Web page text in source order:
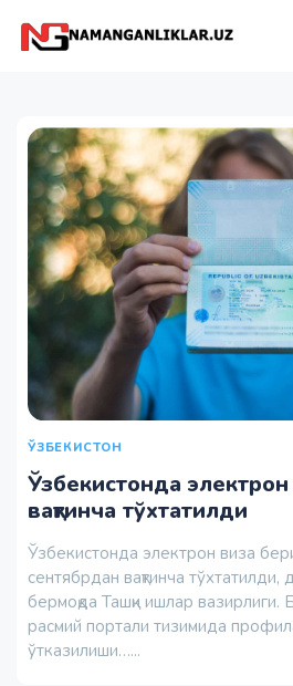
ЎЗБЕКИСТОН
Ўзбекистонда
вақтинча тўхтатилди
Ўзбекистонда электрон виза
сентябрдан вақтинча тўхтатилди,
бермоқда Ташқи ишлар вазирлиги.
расмий портали тизимида
ўтказилиши…...